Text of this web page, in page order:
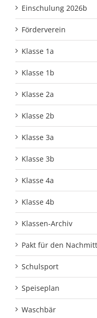
Einschulung 2026b
Förderverein
Klasse 1a
Klasse 1b
Klasse 2a
Klasse 2b
Klasse 3a
Klasse 3b
Klasse 4a
Klasse 4b
Klassen-Archiv
Pakt für den
Schulsport
Speiseplan
Waschbär